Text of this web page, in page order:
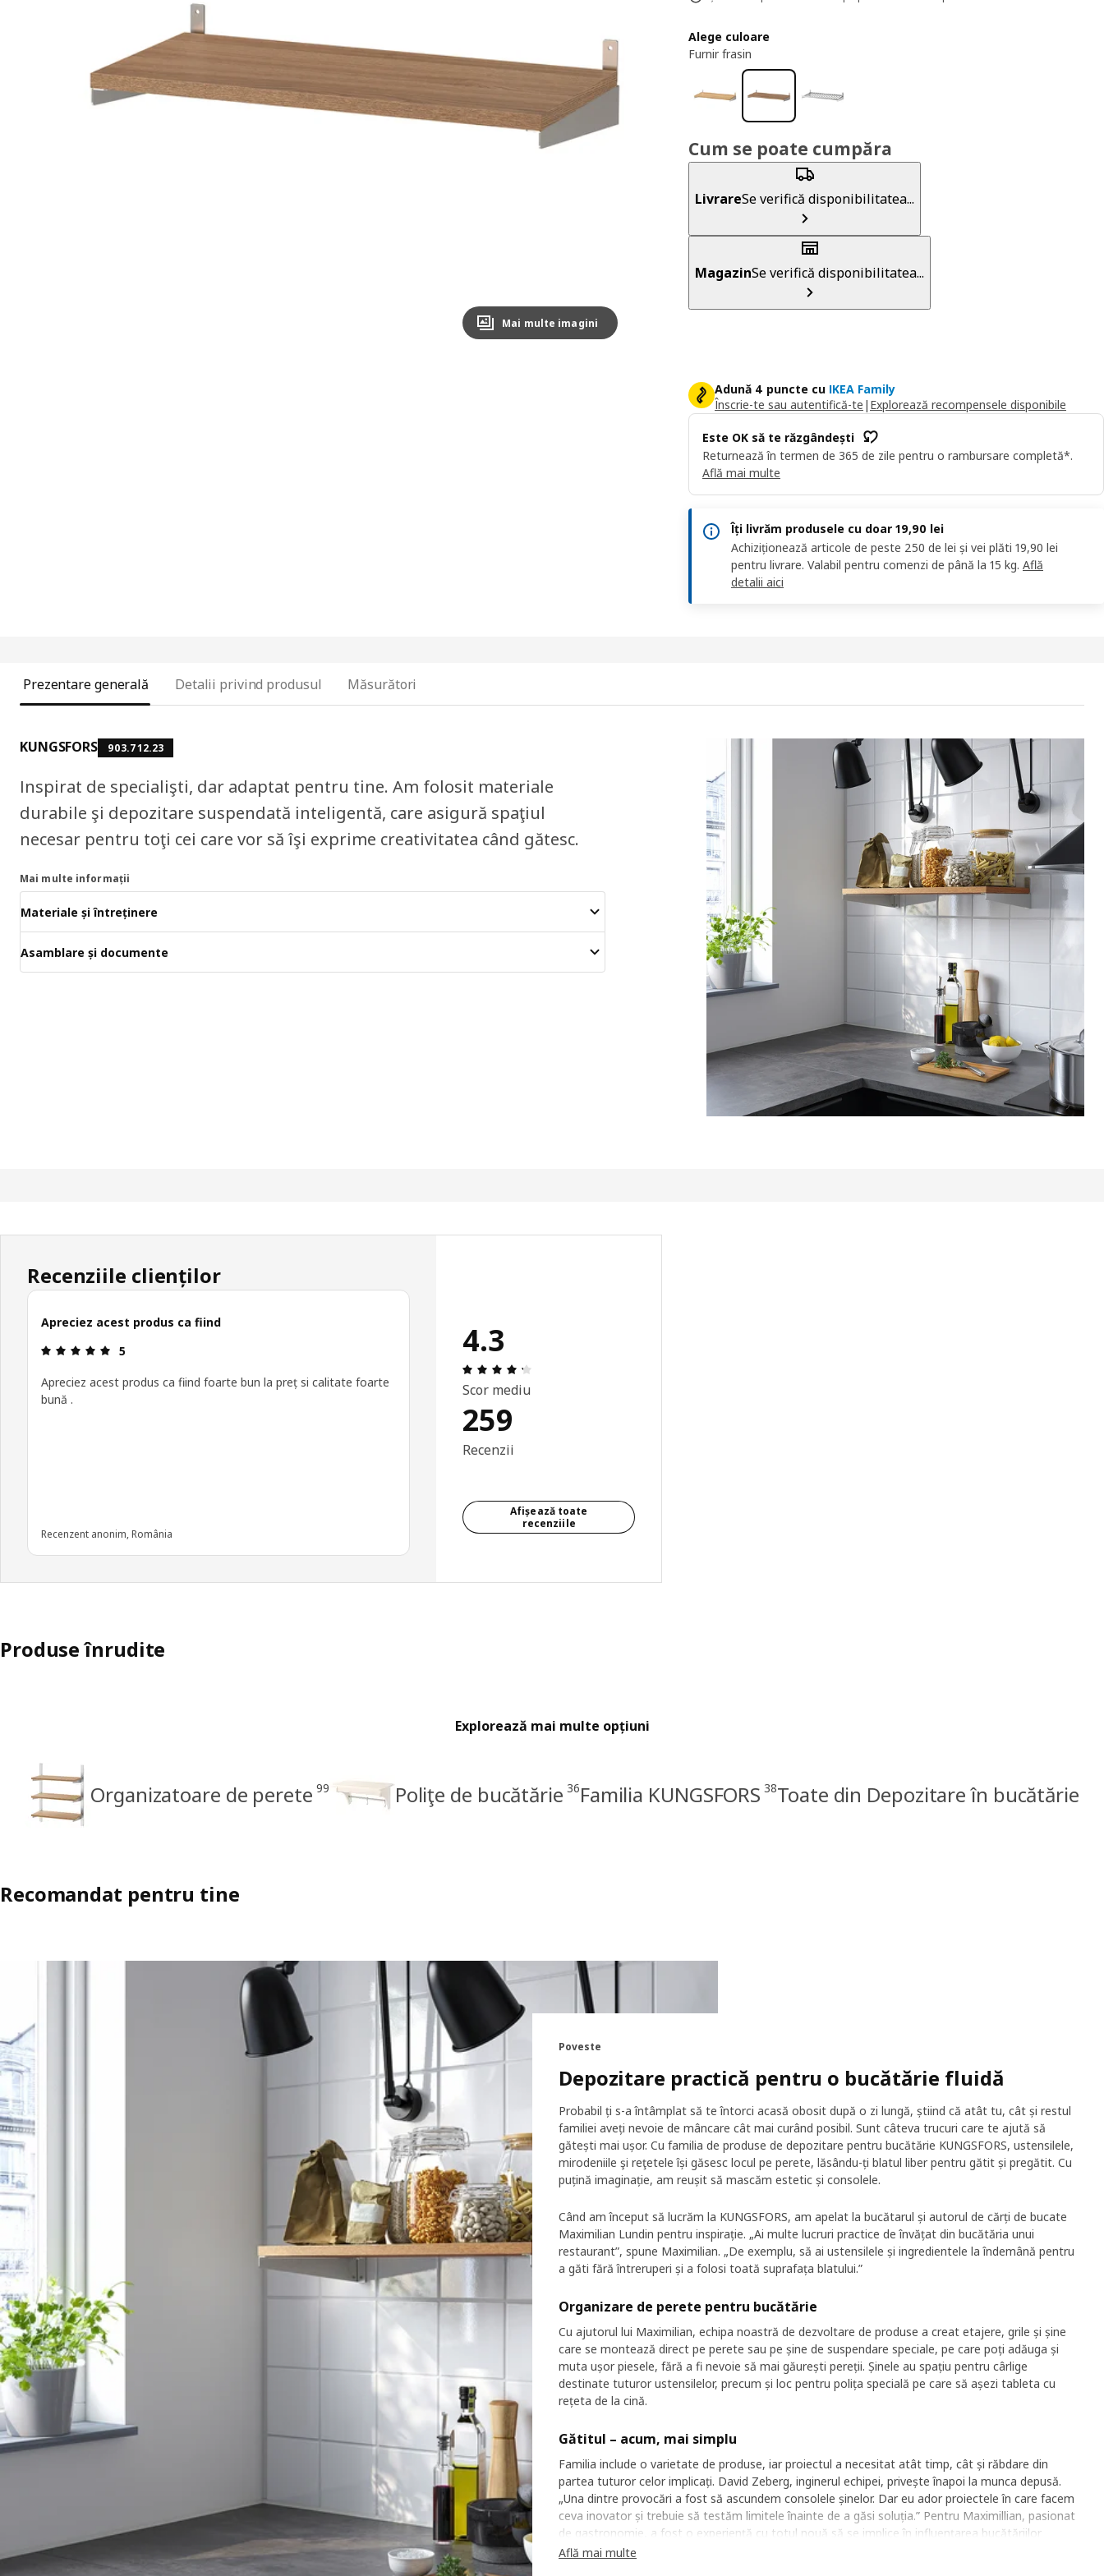
Image zoomed out, normal view
Mai multe imagini
Alege culoare
Furnir frasin
Cum se poate cumpăra
LivrareSe verifică disponibilitatea...
MagazinSe verifică disponibilitatea...
Adună 4 puncte cu IKEA Family
Înscrie-te sau autentifică-te | Explorează recompensele disponibile
Este OK să te răzgândești
Returnează în termen de 365 de zile pentru o rambursare completă*.
Află mai multe
Îți livrăm produsele cu doar 19,90 lei
Achiziționează articole de peste 250 de lei și vei plăti 19,90 lei
pentru livrare. Valabil pentru comenzi de până la 15 kg. Află
detalii aici
Prezentare generală Detalii privind produsul Măsurători
KUNGSFORS 903.712.23
Inspirat de specialişti, dar adaptat pentru tine. Am folosit materiale
durabile şi depozitare suspendată inteligentă, care asigură spaţiul
necesar pentru toţi cei care vor să îşi exprime creativitatea când gătesc.
Mai multe informații
Materiale și întreținere
Asamblare și documente
Recenziile clienților
Apreciez acest produs ca fiind
Prezentare generală: 5 din 5 stele
5
Apreciez acest produs ca fiind foarte bun la preț si calitate foarte
bună .
Recenzent anonim, România
4.3
Scor mediu
259
Recenzii
Afișează toate
recenziile
Produse înrudite
Explorează mai multe opțiuni
Organizatoare de perete 99 Poliţe de bucătărie 36Familia KUNGSFORS 38Toate din Depozitare în bucătărie
Recomandat pentru tine
Poveste
Depozitare practică pentru o bucătărie fluidă
Probabil ți s-a întâmplat să te întorci acasă obosit după o zi lungă, știind că atât tu, cât și restul
familiei aveți nevoie de mâncare cât mai curând posibil. Sunt câteva trucuri care te ajută să
gătești mai ușor. Cu familia de produse de depozitare pentru bucătărie KUNGSFORS, ustensilele,
mirodeniile şi reţetele își găsesc locul pe perete, lăsându-ți blatul liber pentru gătit și pregătit. Cu
puțină imaginație, am reușit să mascăm estetic și consolele.
Când am început să lucrăm la KUNGSFORS, am apelat la bucătarul și autorul de cărți de bucate
Maximilian Lundin pentru inspirație. „Ai multe lucruri practice de învățat din bucătăria unui
restaurant”, spune Maximilian. „De exemplu, să ai ustensilele și ingredientele la îndemână pentru
a găti fără întreruperi și a folosi toată suprafața blatului.”
Organizare de perete pentru bucătărie
Cu ajutorul lui Maximilian, echipa noastră de dezvoltare de produse a creat etajere, grile și șine
care se montează direct pe perete sau pe șine de suspendare speciale, pe care poți adăuga și
muta ușor piesele, fără a fi nevoie să mai găurești pereții. Șinele au spațiu pentru cârlige
destinate tuturor ustensilelor, precum și loc pentru polița specială pe care să așezi tableta cu
rețeta de la cină.
Gătitul – acum, mai simplu
Familia include o varietate de produse, iar proiectul a necesitat atât timp, cât și răbdare din
partea tuturor celor implicați. David Zeberg, inginerul echipei, privește înapoi la munca depusă.
„Una dintre provocări a fost să ascundem consolele șinelor. Dar eu ador proiectele în care facem
ceva inovator și trebuie să testăm limitele înainte de a găsi soluția.” Pentru Maximillian, pasionat
de gastronomie, a fost o experiență cu totul nouă să se implice în influențarea bucătăriilor
oamenilor ─ mediul în care se prepară mâncarea. „Partea bună a fost că toată echipa s-a
Află mai multe